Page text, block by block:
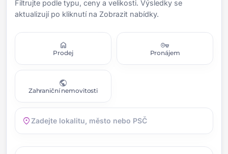
Filtrujte podle typu, ceny a velikosti. Výsledky se
aktualizují po kliknutí na Zobrazit nabídky.
home
Prodej
vpn_key
Pronájem
public
Zahraniční nemovitosti
location_on